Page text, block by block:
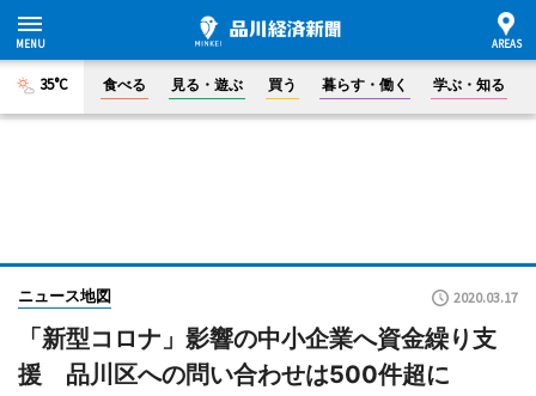
35°C 食べる 見る・遊ぶ 買う 暮らす・働く 学ぶ・知る
ニュース地図 2020.03.17
「新型コロナ」影響の中小企業へ資金繰り支
援 品川区への問い合わせは500件超に